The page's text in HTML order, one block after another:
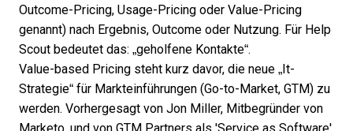
Outcome-Pricing, Usage-Pricing oder Value-Pricing
genannt) nach Ergebnis, Outcome oder Nutzung. Für Help
Scout bedeutet das: „geholfene Kontakte“.
Value-based Pricing steht kurz davor, die neue „It-
Strategie“ für Markteinführungen (Go-to-Market, GTM) zu
werden. Vorhergesagt von Jon Miller, Mitbegründer von
Marketo, und von GTM Partners als 'Service as Software'